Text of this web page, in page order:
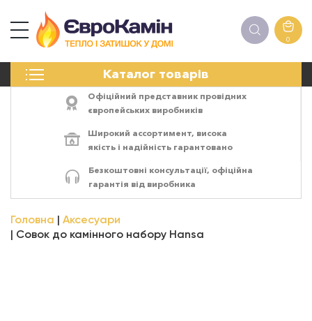
0
Каталог товарів
ПЕЧІ
ЕЛЕКТРОКАМІНИ
АКСЕСУАРИ
Офіційний представник провідних
європейських виробників
Широкий ассортимент, висока
якість і надійність гарантовано
Безкоштовні консультації, офіційна
гарантія від виробника
Головна
Аксесуари
Совок до камінного набору Hansa